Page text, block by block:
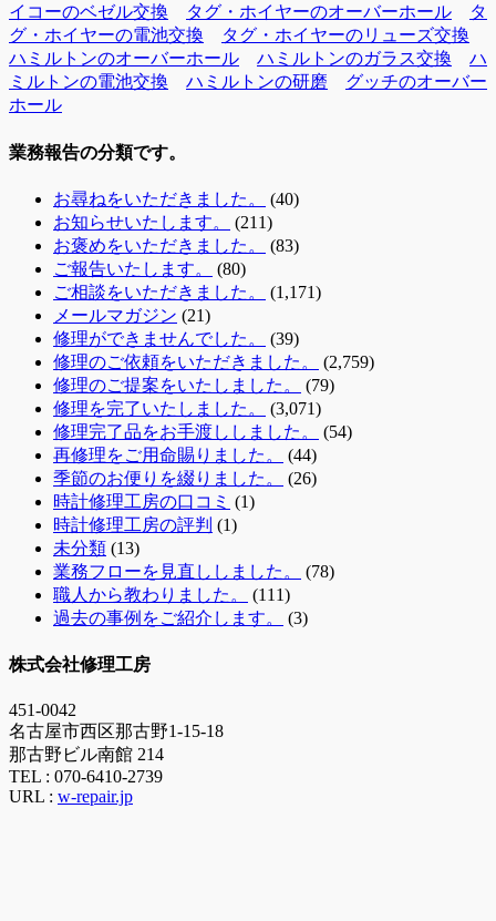
イコーのベゼル交換
タグ・ホイヤーのオーバーホール
タ
グ・ホイヤーの電池交換
タグ・ホイヤーのリューズ交換
ハミルトンのオーバーホール
ハミルトンのガラス交換
ハ
ミルトンの電池交換
ハミルトンの研磨
グッチのオーバー
ホール
業務報告の分類です。
お尋ねをいただきました。
(40)
お知らせいたします。
(211)
お褒めをいただきました。
(83)
ご報告いたします。
(80)
ご相談をいただきました。
(1,171)
メールマガジン (21)
修理ができませんでした。
(39)
修理のご依頼をいただきました。
(2,759)
修理のご提案をいたしました。
(79)
修理を完了いたしました。
(3,071)
修理完了品をお手渡ししました。
(54)
再修理をご用命賜りました。
(44)
季節のお便りを綴りました。
(26)
時計修理工房の口コミ (1)
時計修理工房の評判 (1)
未分類 (13)
業務フローを見直ししました。
(78)
職人から教わりました。
(111)
過去の事例をご紹介します。
(3)
株式会社修理工房
451-0042
名古屋市西区那古野1-15-18
那古野ビル南館 214
TEL : 070-6410-2739
URL : w-repair.jp